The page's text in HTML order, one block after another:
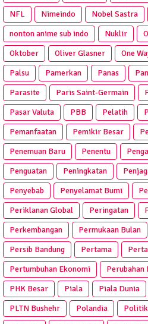
NFL
Nimeindo Nobel Sastra
nonton anime sub indo
Nuklir
Oktober
Oliver Glasner One
Palsu
Pamerkan Panas
Parasite
Paris Saint-Germain
Pasar Valuta
PBB Pelatih
Pemanfaatan
Pemikir Besar
Penemuan Baru
Penentu
Penguatan
Peningkatan
Penyebab
Penyelamat Bumi
Periklanan Global
Peringatan
Perkembangan
Permukaan Bulan
Persib Bandung
Pertama
Pertumbuhan Ekonomi
Perubahan
PHK Besar
Piala Piala Dunia
PLTN Bushehr
Polandia Politik